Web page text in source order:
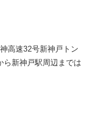
高速32号新神戸トン
新神戸駅周辺までは